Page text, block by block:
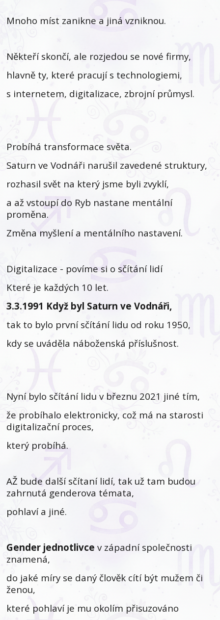
Mnoho míst zanikne a jiná vzniknou.
Někteří skončí, ale rozjedou se nové firmy,
hlavně ty, které pracují s technologiemi,
s internetem, digitalizace, zbrojní průmysl.
Probíhá transformace světa.
Saturn ve Vodnáři narušil zavedené struktury,
rozhasil svět na který jsme byli zvyklí,
a až vstoupí do Ryb nastane mentální
proměna.
Změna myšlení a mentálního nastavení.
Digitalizace - povíme si o sčítání lidí
Které je každých 10 let.
3.3.1991 Když byl Saturn ve Vodnáři,
tak to bylo první sčítání lidu od roku 1950,
kdy se uváděla náboženská příslušnost.
Nyní bylo sčítání lidu v březnu 2021 jiné tím,
že probíhalo elektronicky, což má na starosti
digitalizační proces,
který probíhá.
AŽ bude další sčítaní lidí, tak už tam budou
zahrnutá genderova témata,
pohlaví a jiné.
Gender jednotlivce v západní společnosti
znamená,
do jaké míry se daný člověk cítí být mužem či
ženou,
které pohlaví je mu okolím přisuzováno